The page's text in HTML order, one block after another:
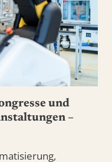
und
–